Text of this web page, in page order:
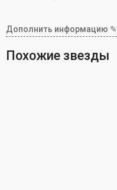
Дополнить информацию ✎
Похожие звезды